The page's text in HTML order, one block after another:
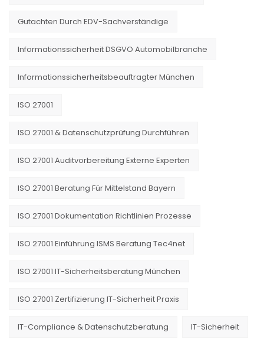
Gutachten Durch EDV-Sachverständige
Informationssicherheit DSGVO Automobilbranche
Informationssicherheitsbeauftragter München
ISO 27001
ISO 27001 & Datenschutzprüfung Durchführen
ISO 27001 Auditvorbereitung Externe Experten
ISO 27001 Beratung Für Mittelstand Bayern
ISO 27001 Dokumentation Richtlinien Prozesse
ISO 27001 Einführung ISMS Beratung Tec4net
ISO 27001 IT-Sicherheitsberatung München
ISO 27001 Zertifizierung IT-Sicherheit Praxis
IT-Compliance & Datenschutzberatung IT-Sicherheit